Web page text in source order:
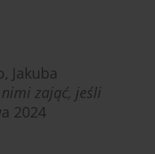
Jakuba
zająć, jeśli
2024